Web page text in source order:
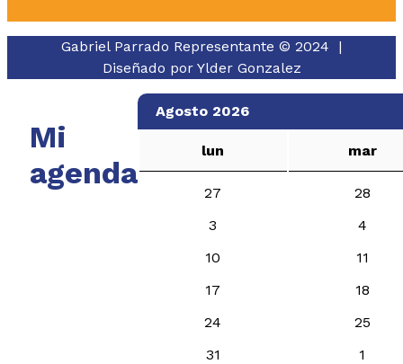
Gabriel Parrado Representante © 2024 |
Diseñado por Ylder Gonzalez
Mi
agenda
Agosto 2026
lun mar
27
28
3
4
10
11
17
18
24
25
31
1